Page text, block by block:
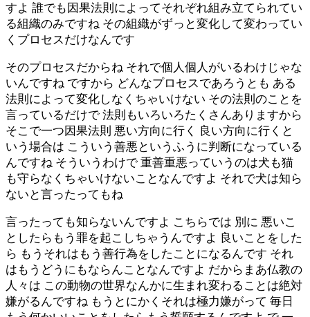
すよ 誰でも因果法則によってそれぞれ組み立てられてい
る組織のみですね その組織がずっと変化して変わってい
くプロセスだけなんです
そのプロセスだからね それで個人個人がいるわけじゃな
いんですね ですから どんなプロセスであろうとも ある
法則によって変化しなくちゃいけない その法則のことを
言っているだけで 法則もいろいろたくさんありますから
そこで一つ因果法則 悪い方向に行く 良い方向に行くと
いう場合は こういう善悪というふうに判断になっている
んですね そういうわけで 重善重悪っていうのは犬も猫
も守らなくちゃいけないことなんですよ それで犬は知ら
ないと言ったってもね
言ったっても知らないんですよ こちらでは 別に 悪いこ
としたらもう罪を起こしちゃうんですよ 良いことをした
ら もうそれはもう善行為をしたことになるんです それ
はもうどうにもならんことなんですよ だからまあ仏教の
人々は この動物の世界なんかに生まれ変わることは絶対
嫌がるんですね もうとにかくそれは極力嫌がって 毎日